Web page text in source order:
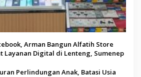
Arman Bangun Alfatih Store
Layanan Digital di Lenteng, Sumenep
Perlindungan Anak, Batasi Usia